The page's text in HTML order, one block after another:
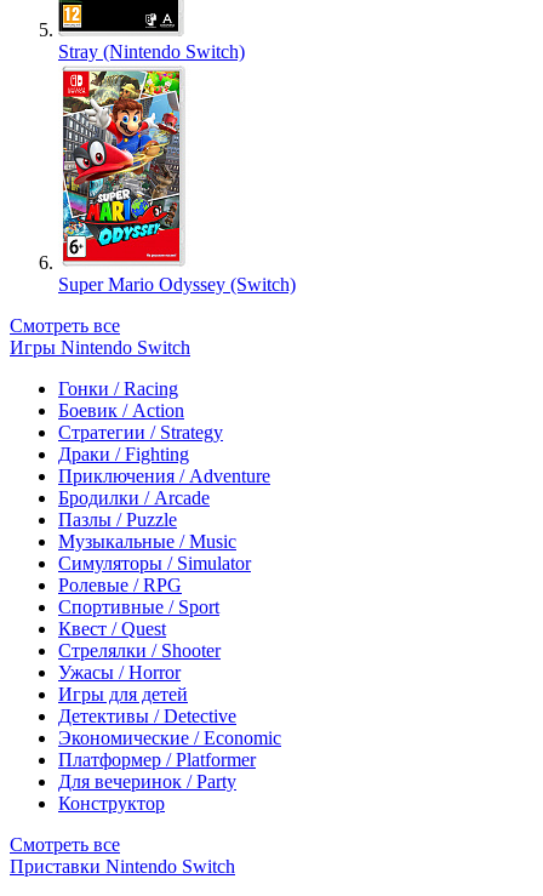
Stray (Nintendo Switch)
Super Mario Odyssey (Switch)
Смотреть все
Игры Nintendo Switch
Гонки / Racing
Боевик / Action
Стратегии / Strategy
Драки / Fighting
Приключения / Adventure
Бродилки / Arcade
Пазлы / Puzzle
Музыкальные / Music
Симуляторы / Simulator
Ролевые / RPG
Спортивные / Sport
Квест / Quest
Стрелялки / Shooter
Ужасы / Horror
Игры для детей
Детективы / Detective
Экономические / Economic
Платформер / Platformer
Для вечеринок / Party
Конструктор
Смотреть все
Приставки Nintendo Switch